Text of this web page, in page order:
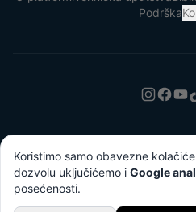
Podrška
© 2026 Lumina
Koristimo samo obavezne
dozvolu uključićemo i Google
posećenosti.